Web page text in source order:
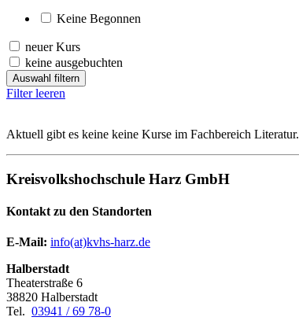
Keine Begonnen
neuer Kurs
keine ausgebuchten
Auswahl filtern
Filter leeren
Aktuell gibt es keine keine Kurse im Fachbereich Literatur.
Kreisvolkshochschule Harz GmbH
Kontakt zu den Standorten
E-Mail: info(at)kvhs-harz.de
Halberstadt
Theaterstraße 6
38820 Halberstadt
Tel. 03941 / 69 78-0